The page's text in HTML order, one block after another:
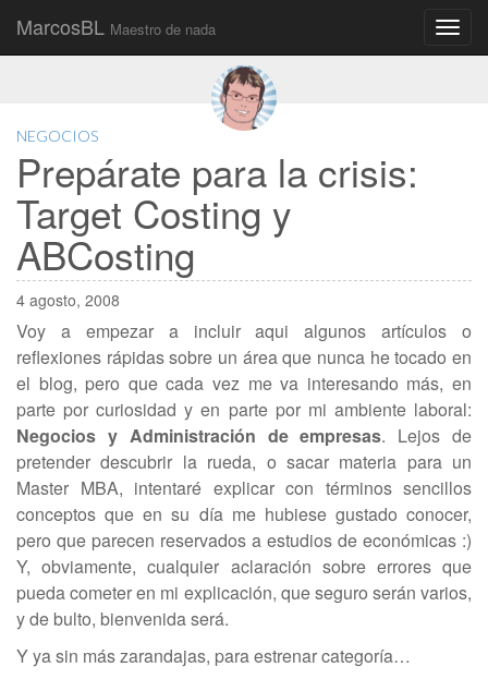
MarcosBL Maestro de nada
NEGOCIOS
Prepárate para la crisis:
Target Costing y
ABCosting
4 agosto, 2008
Voy a empezar a incluir aqui algunos artículos o
reflexiones rápidas sobre un área que nunca he tocado en
el blog, pero que cada vez me va interesando más, en
parte por curiosidad y en parte por mi ambiente laboral:
Negocios y Administración de empresas. Lejos de
pretender descubrir la rueda, o sacar materia para un
Master MBA, intentaré explicar con términos sencillos
conceptos que en su día me hubiese gustado conocer,
pero que parecen reservados a estudios de económicas :)
Y, obviamente, cualquier aclaración sobre errores que
pueda cometer en mi explicación, que seguro serán varios,
y de bulto, bienvenida será.
Y ya sin más zarandajas, para estrenar categoría…